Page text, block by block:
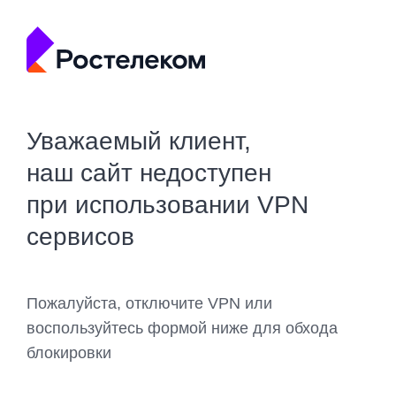
Уважаемый клиент,
наш сайт недоступен
при использовании VPN
сервисов
Пожалуйста, отключите VPN или
воспользуйтесь формой ниже для обхода
блокировки